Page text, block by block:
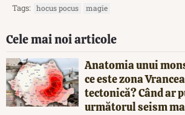
Tags: hocus pocus magie
Cele mai noi articole
Anatomia unui
ce este zona
tectonică? Când ar
următorul seism